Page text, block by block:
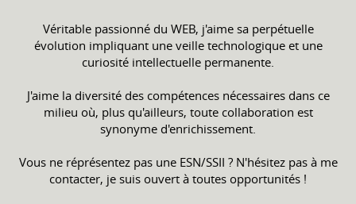
Véritable passionné du WEB, j'aime sa perpétuelle
évolution impliquant une veille technologique et une
curiosité intellectuelle permanente.
J'aime la diversité des compétences nécessaires dans ce
milieu où, plus qu'ailleurs, toute collaboration est
synonyme d'enrichissement.
Vous ne réprésentez pas une ESN/SSII ? N'hésitez pas à me
contacter, je suis ouvert à toutes opportunités !